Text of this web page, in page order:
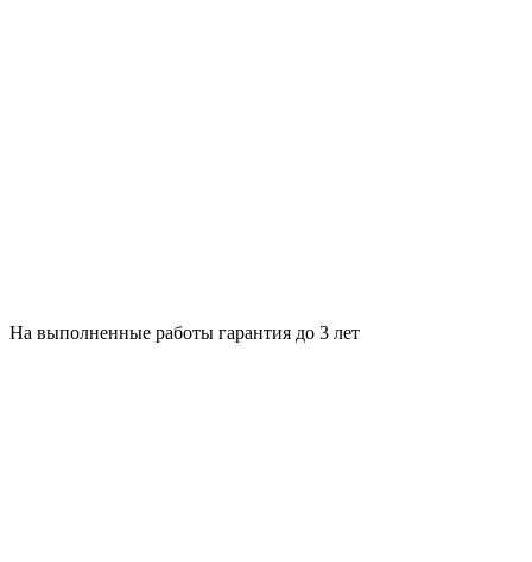
На выполненные работы гарантия до 3 лет